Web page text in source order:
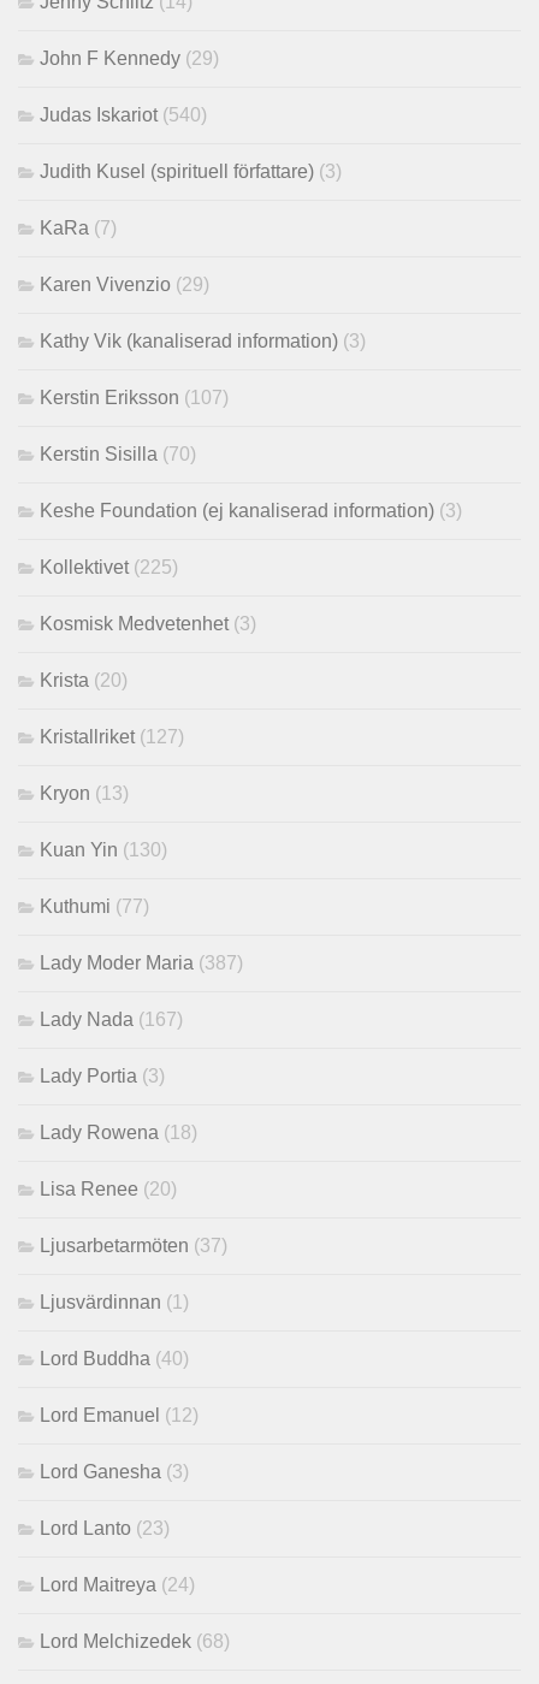
John F Kennedy (29)
Judas Iskariot(540)
Judith Kusel (spirituell författare) (3)
KaRa (7)
Karen Vivenzio (29)
Kathy Vik (kanaliserad information) (3)
Kerstin Eriksson (107)
Kerstin Sisilla (70)
Keshe Foundation (ej kanaliserad information) (3)
Kollektivet(225)
Kosmisk Medvetenhet(3)
Krista (20)
Kristallriket(127)
Kryon (13)
Kuan Yin (130)
Kuthumi (77)
Lady Moder Maria (387)
Lady Nada (167)
Lady Portia (3)
Lady Rowena (18)
Lisa Renee (20)
Ljusarbetarmöten (37)
Ljusvärdinnan (1)
Lord Buddha (40)
Lord Emanuel (12)
Lord Ganesha (3)
Lord Lanto (23)
Lord Maitreya (24)
Lord Melchizedek (68)